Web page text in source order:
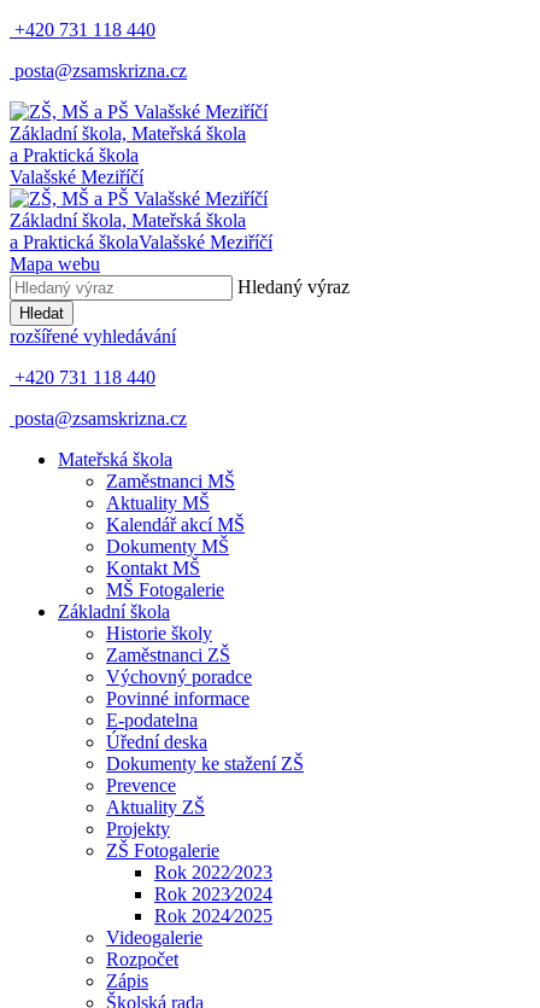
+420 731 118 440
posta@zsamskrizna.cz
Základní škola, Mateřská škola
a Praktická škola
Valašské Meziříčí
Základní škola, Mateřská škola
a Praktická školaValašské Meziříčí
Mapa webu
Hledaný výraz
Hledat
rozšířené vyhledávání
+420 731 118 440
posta@zsamskrizna.cz
Mateřská škola
Zaměstnanci MŠ
Aktuality MŠ
Kalendář akcí MŠ
Dokumenty MŠ
Kontakt MŠ
MŠ Fotogalerie
Základní škola
Historie školy
Zaměstnanci ZŠ
Výchovný poradce
Povinné informace
E-podatelna
Úřední deska
Dokumenty ke stažení ZŠ
Prevence
Aktuality ZŠ
Projekty
ZŠ Fotogalerie
Rok 2022⁄2023
Rok 2023⁄2024
Rok 2024⁄2025
Videogalerie
Rozpočet
Zápis
Školská rada